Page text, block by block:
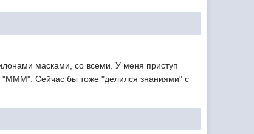
масками, со всеми. У меня приступ
"МММ". Сейчас бы тоже "делился знаниями" с